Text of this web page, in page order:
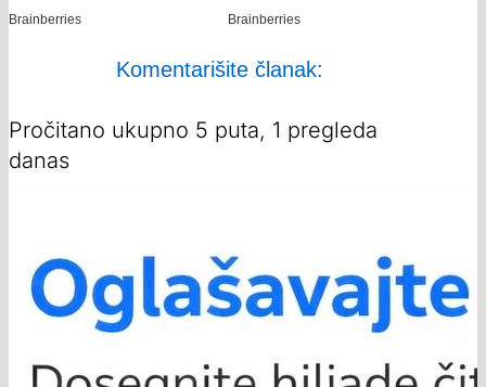
Komentarišite članak:
Pročitano ukupno 5 puta, 1 pregleda
danas